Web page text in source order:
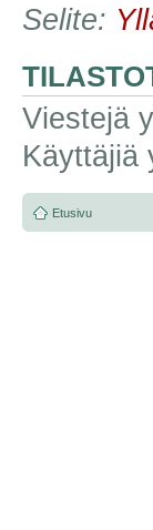
Selite:
Viestejä
Käyttäjiä
Etusivu